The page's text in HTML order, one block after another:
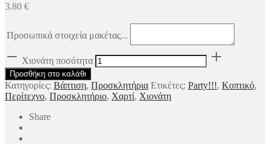
3.80 €
Προσωπικά στοιχεία μακέτας...
Χιονάτη ποσότητα
Προσθήκη στο καλάθι
Κατηγορίες: Βάπτιση, Προσκλητήρια Ετικέτες: Party!!!, Κοπτικό,
Περίτεχνο, Προσκλητήριο, Χαρτί, Χιονάτη
Share